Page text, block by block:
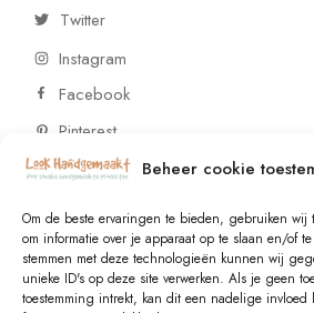
Beheer cookie
Om de beste ervaringen te bieden, gebruiken wij
om informatie over je apparaat op te slaan en/of
stemmen met deze technologieën kunnen wij
unieke ID's op deze site verwerken. Als je geen
toestemming intrekt, kan dit een nadelige
Twitter
Instagram
Facebook
Pinterest
CONTACT
Vragen of wensen? Neem contact
+31 (0)6 229 021 29